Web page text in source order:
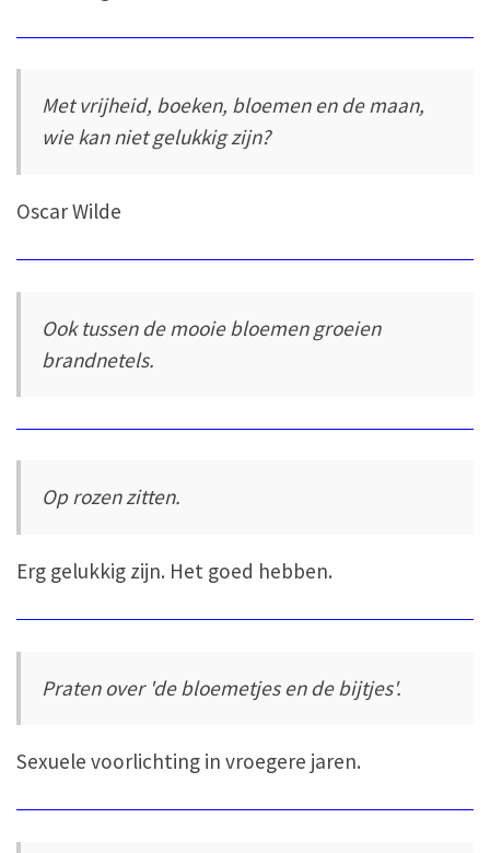
Met vrijheid, boeken, bloemen en de maan,
wie kan niet gelukkig zijn?
Oscar Wilde
Ook tussen de mooie bloemen groeien
brandnetels.
Op rozen zitten.
Erg gelukkig zijn. Het goed hebben.
Praten over 'de bloemetjes en de bijtjes'.
Sexuele voorlichting in vroegere jaren.